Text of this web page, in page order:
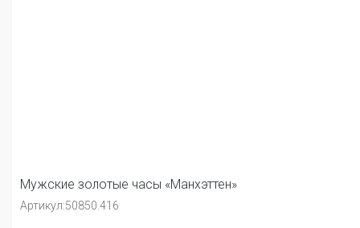
Мужские золотые часы «Манхэттен»
Артикул:50850.416